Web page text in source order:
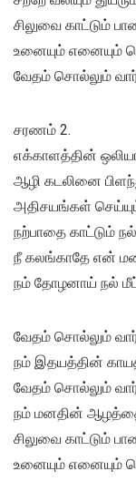
சிலுவை காட்டும்
உனையும் எனையும்
வேதம் சொல்லும்
சரணம் 2.
எக்காளத்தின்
ஆழி கடலினை
அதிசயங்கள்
நற்பாதை காட்டும்
நீ கலங்காதே என்
நம் தோழனாய் நல்
வேதம் சொல்லும்
நம் இதயத்தின்
வேதம் சொல்லும்
நம் மனதின்
சிலுவை காட்டும்
உனையும் எனையும்